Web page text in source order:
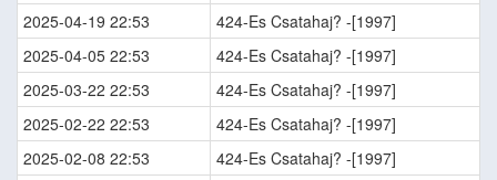
2025-04-19 22:53
424-Es Csatahaj? -[1997]
2025-04-05 22:53
424-Es Csatahaj? -[1997]
2025-03-22 22:53
424-Es Csatahaj? -[1997]
2025-02-22 22:53
424-Es Csatahaj? -[1997]
2025-02-08 22:53
424-Es Csatahaj? -[1997]